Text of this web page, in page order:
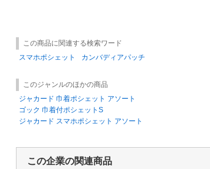
この商品に関連する検索ワード
スマホポシェット
カンバディアパッチ
このジャンルのほかの商品
ジャカード 巾着ポシェット アソート
ゴック 巾着付ポシェットS
ジャカード スマホポシェット アソート
この企業の関連商品